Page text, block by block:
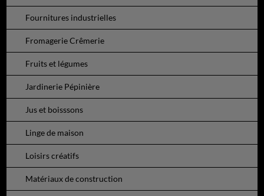
Fournitures industrielles
Fromagerie Crêmerie
Fruits et légumes
Jardinerie Pépinière
Jus et boisssons
Linge de maison
Loisirs créatifs
Matériaux de construction